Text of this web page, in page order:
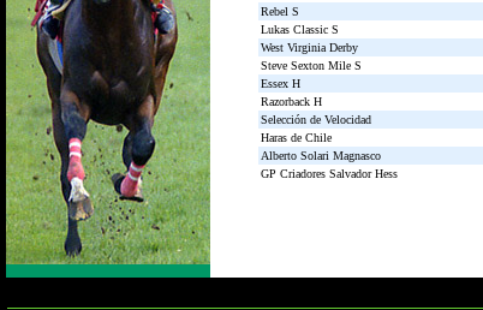
Rebel S
Lukas Classic S
West Virginia Derby
Steve Sexton Mile S
Essex H
Razorback H
Selección de Velocidad
Haras de Chile
Alberto Solari Magnasco
GP Criadores Salvador Hess